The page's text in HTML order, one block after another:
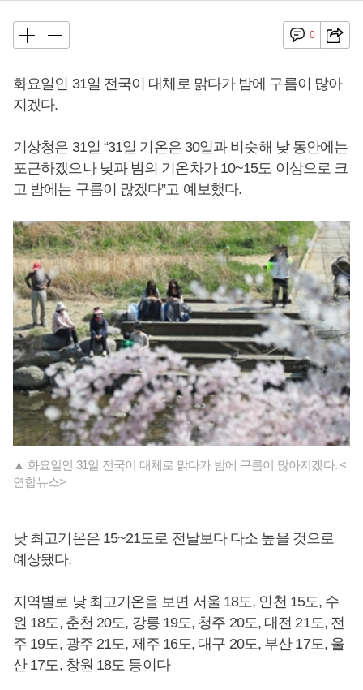
0
화요일인 31일 전국이 대체로 맑다가 밤에 구름이 많아
지겠다.
기상청은 31일 “31일 기온은 30일과 비슷해 낮 동안에는
포근하겠으나 낮과 밤의 기온차가 10~15도 이상으로 크
고 밤에는 구름이 많겠다”고 예보했다.
▲ 화요일인 31일 전국이 대체로 맑다가 밤에 구름이 많아지겠다. <
연합뉴스>
낮 최고기온은 15~21도로 전날보다 다소 높을 것으로
예상됐다.
지역별로 낮 최고기온을 보면 서울 18도, 인천 15도, 수
원 18도, 춘천 20도, 강릉 19도, 청주 20도, 대전 21도, 전
주 19도, 광주 21도, 제주 16도, 대구 20도, 부산 17도, 울
산 17도, 창원 18도 등이다